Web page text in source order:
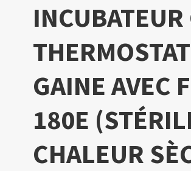
INCUBATEUR
GAINE AVEC
180E
CHALEUR